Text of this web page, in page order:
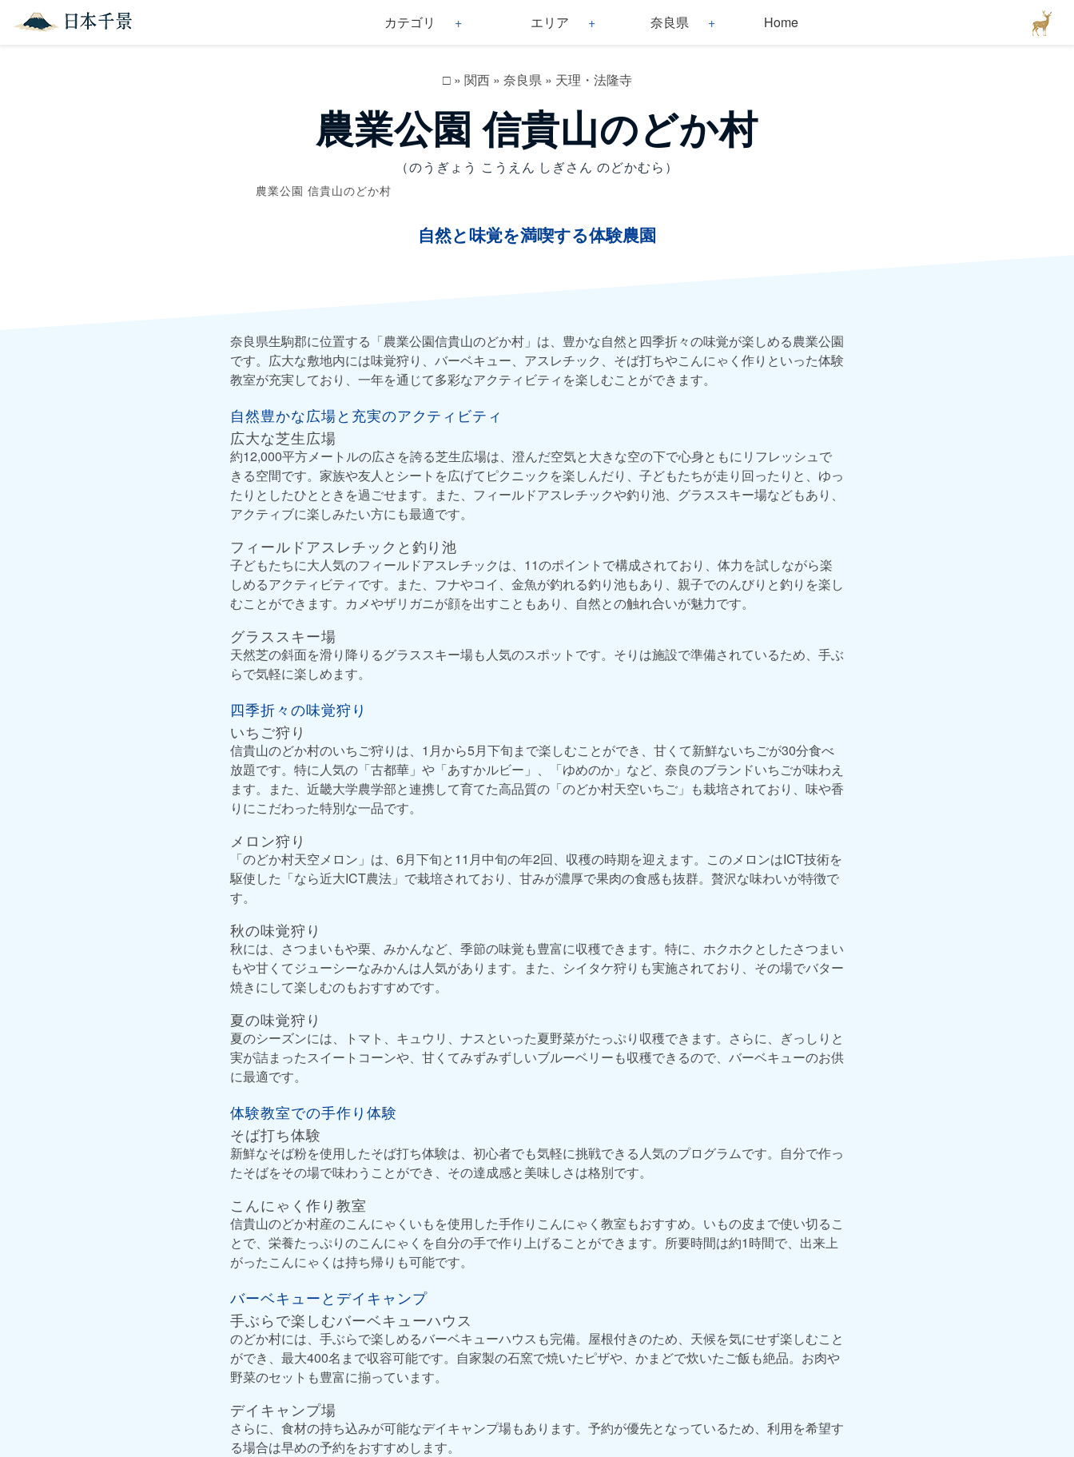
カテゴリ エリア 奈良県 Home
□» 関西» 奈良県» 天理・法隆寺
農業公園 信貴山のどか村
（のうぎょう こうえん しぎさん のどかむら）
農業公園 信貴山のどか村
自然と味覚を満喫する体験農園
奈良県生駒郡に位置する「農業公園信貴山のどか村」は、豊かな自然と四季折々の味覚が楽しめる農業公園
です。広大な敷地内には味覚狩り、バーベキュー、アスレチック、そば打ちやこんにゃく作りといった体験
教室が充実しており、一年を通じて多彩なアクティビティを楽しむことができます。
自然豊かな広場と充実のアクティビティ
広大な芝生広場
約12,000平方メートルの広さを誇る芝生広場は、澄んだ空気と大きな空の下で心身ともにリフレッシュで
きる空間です。家族や友人とシートを広げてピクニックを楽しんだり、子どもたちが走り回ったりと、ゆっ
たりとしたひとときを過ごせます。また、フィールドアスレチックや釣り池、グラススキー場などもあり、
アクティブに楽しみたい方にも最適です。
フィールドアスレチックと釣り池
子どもたちに大人気のフィールドアスレチックは、11のポイントで構成されており、体力を試しながら楽
しめるアクティビティです。また、フナやコイ、金魚が釣れる釣り池もあり、親子でのんびりと釣りを楽し
むことができます。カメやザリガニが顔を出すこともあり、自然との触れ合いが魅力です。
グラススキー場
天然芝の斜面を滑り降りるグラススキー場も人気のスポットです。そりは施設で準備されているため、手ぶ
らで気軽に楽しめます。
四季折々の味覚狩り
いちご狩り
信貴山のどか村のいちご狩りは、1月から5月下旬まで楽しむことができ、甘くて新鮮ないちごが30分食べ
放題です。特に人気の「古都華」や「あすかルビー」、「ゆめのか」など、奈良のブランドいちごが味わえ
ます。また、近畿大学農学部と連携して育てた高品質の「のどか村天空いちご」も栽培されており、味や香
りにこだわった特別な一品です。
メロン狩り
「のどか村天空メロン」は、6月下旬と11月中旬の年2回、収穫の時期を迎えます。このメロンはICT技術を
駆使した「なら近大ICT農法」で栽培されており、甘みが濃厚で果肉の食感も抜群。贅沢な味わいが特徴で
す。
秋の味覚狩り
秋には、さつまいもや栗、みかんなど、季節の味覚も豊富に収穫できます。特に、ホクホクとしたさつまい
もや甘くてジューシーなみかんは人気があります。また、シイタケ狩りも実施されており、その場でバター
焼きにして楽しむのもおすすめです。
夏の味覚狩り
夏のシーズンには、トマト、キュウリ、ナスといった夏野菜がたっぷり収穫できます。さらに、ぎっしりと
実が詰まったスイートコーンや、甘くてみずみずしいブルーベリーも収穫できるので、バーベキューのお供
に最適です。
体験教室での手作り体験
そば打ち体験
新鮮なそば粉を使用したそば打ち体験は、初心者でも気軽に挑戦できる人気のプログラムです。自分で作っ
たそばをその場で味わうことができ、その達成感と美味しさは格別です。
こんにゃく作り教室
信貴山のどか村産のこんにゃくいもを使用した手作りこんにゃく教室もおすすめ。いもの皮まで使い切るこ
とで、栄養たっぷりのこんにゃくを自分の手で作り上げることができます。所要時間は約1時間で、出来上
がったこんにゃくは持ち帰りも可能です。
バーベキューとデイキャンプ
手ぶらで楽しむバーベキューハウス
のどか村には、手ぶらで楽しめるバーベキューハウスも完備。屋根付きのため、天候を気にせず楽しむこと
ができ、最大400名まで収容可能です。自家製の石窯で焼いたピザや、かまどで炊いたご飯も絶品。お肉や
野菜のセットも豊富に揃っています。
デイキャンプ場
さらに、食材の持ち込みが可能なデイキャンプ場もあります。予約が優先となっているため、利用を希望す
る場合は早めの予約をおすすめします。